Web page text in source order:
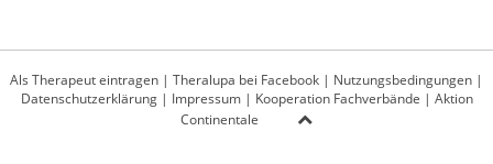
Als Therapeut eintragen | Theralupa bei Facebook | Nutzungsbedingungen |
Datenschutzerklärung| Impressum| Kooperation Fachverbände | Aktion
Continentale